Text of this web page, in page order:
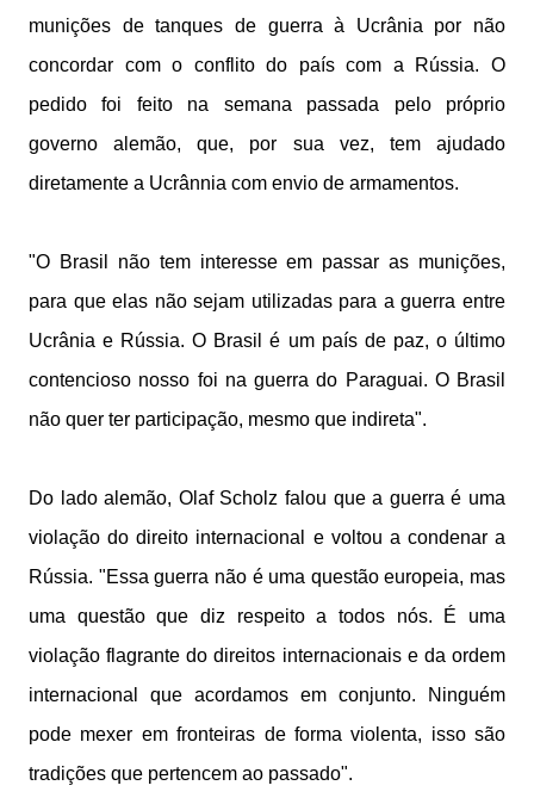
munições de tanques de guerra à Ucrânia por não
concordar com o conflito do país com a Rússia. O
pedido foi feito na semana passada pelo próprio
governo alemão, que, por sua vez, tem ajudado
diretamente a Ucrânnia com envio de armamentos.
"O Brasil não tem interesse em passar as munições,
para que elas não sejam utilizadas para a guerra entre
Ucrânia e Rússia. O Brasil é um país de paz, o último
contencioso nosso foi na guerra do Paraguai. O Brasil
não quer ter participação, mesmo que indireta".
Do lado alemão, Olaf Scholz falou que a guerra é uma
violação do direito internacional e voltou a condenar a
Rússia. "Essa guerra não é uma questão europeia, mas
uma questão que diz respeito a todos nós. É uma
violação flagrante do direitos internacionais e da ordem
internacional que acordamos em conjunto. Ninguém
pode mexer em fronteiras de forma violenta, isso são
tradições que pertencem ao passado".